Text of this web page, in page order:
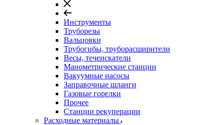
Инструменты
Труборезы
Вальцовки
Трубогибы, труборасширители
Весы, течеискатели
Манометрические станции
Вакуумные насосы
Заправочные шланги
Газовые горелки
Прочее
Станции рекуперации
Расходные материалы